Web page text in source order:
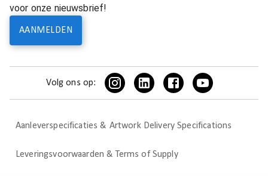
voor onze nieuwsbrief!
AANMELDEN
Volg ons op:
Aanleverspecificaties & Artwork Delivery Specifications
Leveringsvoorwaarden & Terms of Supply